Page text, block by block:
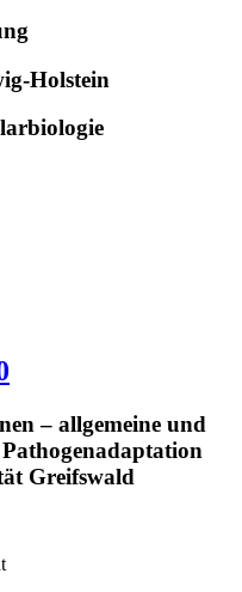
Holstein
– allgemeine und
Greifswald